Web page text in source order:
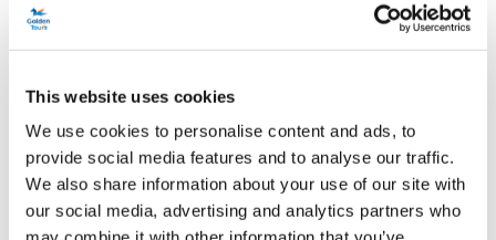
This website uses cookies
We use cookies to personalise content and ads, to
provide social media features and to analyse our traffic.
We also share information about your use of our site with
our social media, advertising and analytics partners who
Visita guiada sencilla al Castillo de
Windsor
Duración:aproximadamente 3 horas
Visita la residencia real del Rey.
Explore los lujosos salones de estado.
Mira dónde se casó el príncipe Harry con Meghan
Markle.